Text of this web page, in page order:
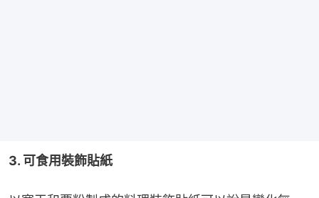
3. 可食用裝飾貼紙